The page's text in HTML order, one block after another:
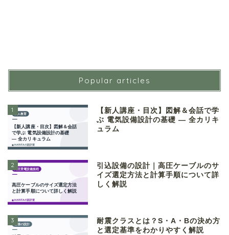
Popular articles
1
【新人講座・目次】図解＆会話で学
ぶ 電気設備設計の基礎 ― 全カリキ
ュラム
2
引込設備の設計｜高圧ケーブルのサ
イズ選定方法と計算手順について詳
しく解説
3
耐震クラスとは？S・A・Bの決め方
と選定基準をわかりやすく解説